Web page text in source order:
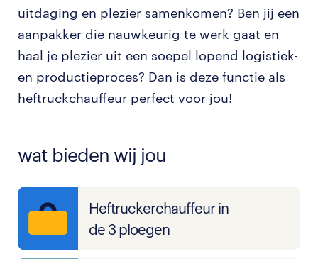
uitdaging en plezier samenkomen? Ben jij een
aanpakker die nauwkeurig te werk gaat en
haal je plezier uit een soepel lopend logistiek-
en productieproces? Dan is deze functie als
heftruckchauffeur perfect voor jou!
wat bieden wij jou
Heftruckerchauffeur in
de 3 ploegen